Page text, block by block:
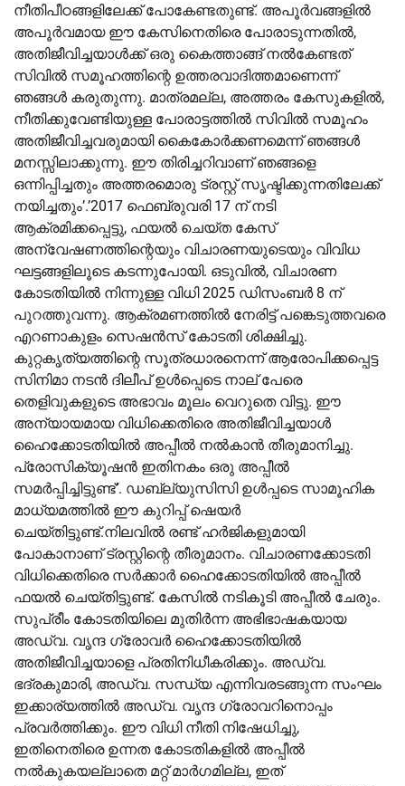
നീതിപീഠങ്ങളിലേക്ക് പോകേണ്ടതുണ്ട്. അപൂർവങ്ങളിൽ
അപൂർവമായ ഈ കേസിനെതിരെ പോരാടുന്നതിൽ,
അതിജീവിച്ചയാൾക്ക് ഒരു കൈത്താങ്ങ് നൽകേണ്ടത്
സിവിൽ സമൂഹത്തിന്റെ ഉത്തരവാദിത്തമാണെന്ന്
ഞങ്ങൾ കരുതുന്നു. മാത്രമല്ല, അത്തരം കേസുകളിൽ,
നീതിക്കുവേണ്ടിയുള്ള പോരാട്ടത്തിൽ സിവിൽ സമൂഹം
അതിജീവിച്ചവരുമായി കൈകോർക്കണമെന്ന് ഞങ്ങൾ
മനസ്സിലാക്കുന്നു. ഈ തിരിച്ചറിവാണ് ഞങ്ങളെ
ഒന്നിപ്പിച്ചതും അത്തരമൊരു ട്രസ്റ്റ് സൃഷ്ടിക്കുന്നതിലേക്ക്
നയിച്ചതും’.’2017 ഫെബ്രുവരി 17 ന് നടി
ആക്രമിക്കപ്പെട്ടു, ഫയൽ ചെയ്ത കേസ്
അന്വേഷണത്തിന്റെയും വിചാരണയുടെയും വിവിധ
ഘട്ടങ്ങളിലൂടെ കടന്നുപോയി. ഒടുവിൽ, വിചാരണ
കോടതിയിൽ നിന്നുള്ള വിധി 2025 ഡിസംബർ 8 ന്
പുറത്തുവന്നു. ആക്രമണത്തിൽ നേരിട്ട് പങ്കെടുത്തവരെ
എറണാകുളം സെഷൻസ് കോടതി ശിക്ഷിച്ചു.
കുറ്റകൃത്യത്തിന്റെ സൂത്രധാരനെന്ന് ആരോപിക്കപ്പെട്ട
സിനിമാ നടൻ ദിലീപ് ഉൾപ്പെടെ നാല് പേരെ
തെളിവുകളുടെ അഭാവം മൂലം വെറുതെ വിട്ടു. ഈ
അന്യായമായ വിധിക്കെതിരെ അതിജീവിച്ചയാൾ
ഹൈക്കോടതിയിൽ അപ്പീൽ നൽകാൻ തീരുമാനിച്ചു.
പ്രോസിക്യൂഷൻ ഇതിനകം ഒരു അപ്പീൽ
സമർപ്പിച്ചിട്ടുണ്ട്’. ഡബ്ല്യുസിസി ഉള്‍പ്പടെ സാമൂഹിക
മാധ്യമത്തില്‍ ഈ കുറിപ്പ് ഷെയര്‍
ചെയ്തിട്ടുണ്ട്.നിലവില്‍ രണ്ട് ഹര്‍ജികളുമായി
പോകാനാണ് ട്രസ്റ്റിന്റെ തീരുമാനം. വിചാരണക്കോടതി
വിധിക്കെതിരെ സര്‍ക്കാര്‍ ഹൈക്കോടതിയില്‍ അപ്പീല്‍
ഫയല്‍ ചെയ്തിട്ടുണ്ട്. കേസില്‍ നടികൂടി അപ്പീല്‍ ചേരും.
സുപ്രീം കോടതിയിലെ മുതിർന്ന അഭിഭാഷകയായ
അഡ്വ. വൃന്ദ ഗ്രോവർ ഹൈക്കോടതിയിൽ
അതിജീവിച്ചയാളെ പ്രതിനിധീകരിക്കും. അഡ്വ.
ഭദ്രകുമാരി, അഡ്വ. സന്ധ്യ എന്നിവരടങ്ങുന്ന സംഘം
ഇക്കാര്യത്തിൽ അഡ്വ. വൃന്ദ ഗ്രോവറിനൊപ്പം
പ്രവർത്തിക്കും. ഈ വിധി നീതി നിഷേധിച്ചു,
ഇതിനെതിരെ ഉന്നത കോടതികളിൽ അപ്പീൽ
നൽകുകയല്ലാതെ മറ്റ് മാർഗമില്ല, ഇത്